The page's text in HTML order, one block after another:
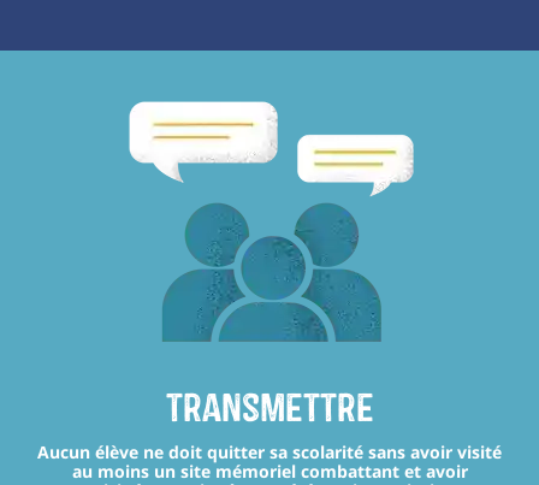
transmettre
Aucun élève ne doit quitter sa scolarité sans avoir visité
au moins un site mémoriel combattant et avoir